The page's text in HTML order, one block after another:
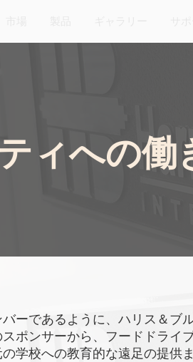
ィへの働
ーであるように、ハリス＆ブ
ポンサーから、フードドライ
学校への教育的な遠足の提供